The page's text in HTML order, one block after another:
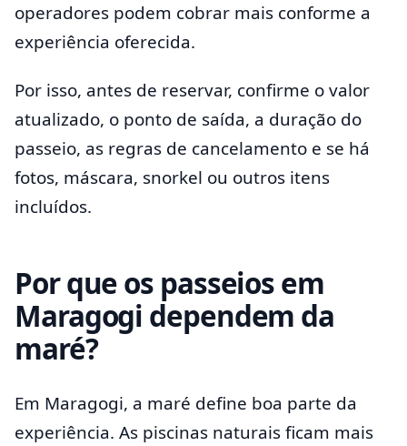
operadores podem cobrar mais conforme a
experiência oferecida.
Por isso, antes de reservar, confirme o valor
atualizado, o ponto de saída, a duração do
passeio, as regras de cancelamento e se há
fotos, máscara, snorkel ou outros itens
incluídos.
Por que os passeios em
Maragogi dependem da
maré?
Em Maragogi, a maré define boa parte da
experiência. As piscinas naturais ficam mais